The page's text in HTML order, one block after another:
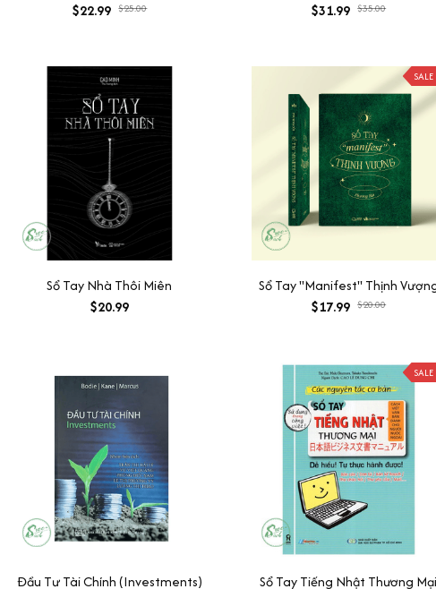
Đặt Được Tự Do Tài Chính"
$22.99 $25.00
$31.99 $35.00
Sổ Tay Nhà Thôi Miên
$20.99
SALE
Sổ Tay "Manifest" Thịnh
$17.99 $20.00
Đầu Tư Tài Chính (Investments)
SALE
Sổ Tay Tiếng Nhật Thương Mại